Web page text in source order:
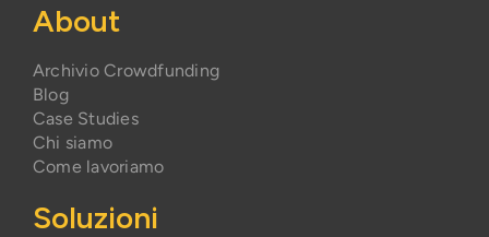
About
Archivio Crowdfunding
Blog
Case Studies
Chi siamo
Come lavoriamo
Soluzioni